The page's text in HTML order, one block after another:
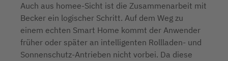
Auch aus homee-Sicht ist die Zusammenarbeit mit
Becker ein logischer Schritt. Auf dem Weg zu
einem echten Smart Home kommt der Anwender
früher oder später an intelligenten Rollladen- und
Sonnenschutz-Antrieben nicht vorbei. Da diese